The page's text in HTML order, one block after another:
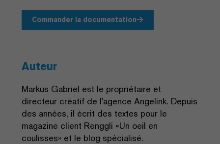
Commander la documentation
Auteur
Markus Gabriel est le propriétaire et
directeur créatif de l'agence Angelink. Depuis
des années, il écrit des textes pour le
magazine client Renggli «Un oeil en
coulisses» et le blog spécialisé.